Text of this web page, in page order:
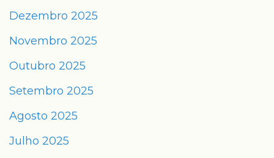
Dezembro 2025
Novembro 2025
Outubro 2025
Setembro 2025
Agosto 2025
Julho 2025